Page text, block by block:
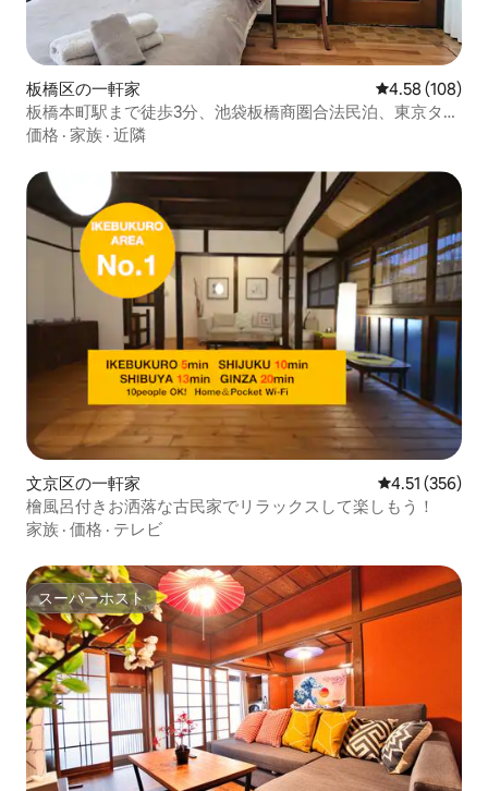
板橋区の一軒家 レビュー108
4.58 (108)
板橋本町駅まで徒歩3分、池袋板橋商圏合法民泊、東京タワ
ー・東京駅へ直通、日本式の伝統的な【倉】建築物
価格 · 家族 · 近隣
文京区の一軒家 レビュー356
4.51 (356)
檜風呂付きお洒落な古民家でリラックスして楽しもう！
家族 · 価格 · テレビ
スーパーホスト
スーパーホスト